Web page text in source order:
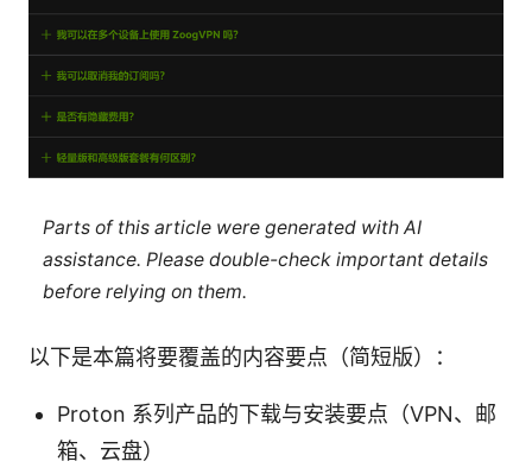
Parts of this article were generated with AI
assistance. Please double-check important details
before relying on them.
以下是本篇将要覆盖的内容要点（简短版）：
Proton 系列产品的下载与安装要点（VPN、邮
箱、云盘）